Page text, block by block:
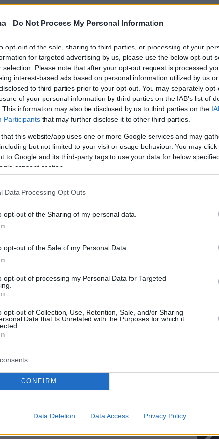
- Do Not Process My Personal Information
opt-out of the sale, sharing to third parties, or processing of your
for targeted advertising by us, please use the below opt-out
selection. Please note that after your opt-out request is processed
interest-based ads based on personal information utilized by us
to third parties prior to your opt-out. You may separately
of your personal information by third parties on the IAB’s list of
This information may also be disclosed by us to third parties on the
Participants that may further disclose it to other third parties.
that this website/app uses one or more Google services and may
but not limited to your visit or usage behaviour. You may
to Google and its third-party tags to use your data for below
consent section.
Data Processing Opt Outs
opt-out of the Sharing of my personal data.
opt-out of the Sale of my Personal Data.
opt-out of processing my Personal Data for Targeted
opt-out of Collection, Use, Retention, Sale, and/or Sharing
Data that Is Unrelated with the Purposes for which it
CONFIRM
Data Deletion Data Access Privacy Policy
Κική Πακιρτζίδου.
στον ηθοποιό το ελαφρυντικό του
όπως επίσης και το ελαφρυντικό της
μετά τη πράξη. «Φρονώ ότι έχει
σε σχέση με τη τήρηση της
ότι είναι νοματαγής πλέον πολίτης» είπε ο
της έδρας.
ο Πέτρος Φιλιππίδης για δυο απόπειρες
σε λυγμούς οι γυναίκες που τον
τις αποζημιώσεις και τους τραυματίες
έφυγε από τον... παρκαδόρο στο Κολωνάκι;
με live κολποσκόπηση στο Φεστιβάλ Αθηνών
protothema.gr στο Google Newsκαι μάθετε πρώτοι
(10) ΠΡΟΣΘΗΚΗ ΣΧΟΛΙΟΥ